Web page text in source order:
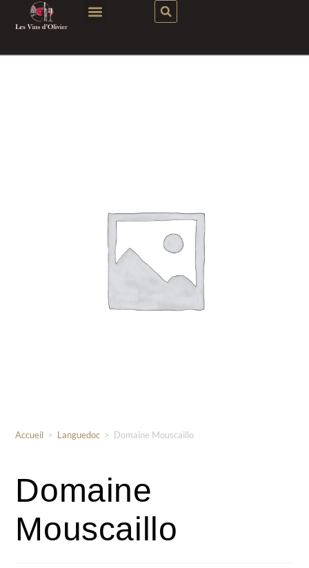
Accueil > Languedoc > Domaine Mouscaillo
Domaine
Mouscaillo